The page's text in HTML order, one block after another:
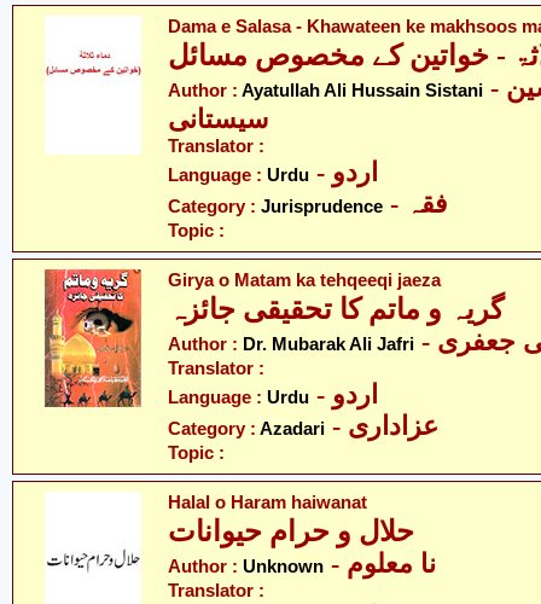
Dama e Salasa - Khawateen ke makhsoos
- خواتین کے مخصوص مسائل
Author : Ayatullah Ali Hussain Sistani - آیت اللہ علی حسین
سیستانی
Translator :
Language : Urdu - اردو
Category : Jurisprudence - فقہ
Topic :
Girya o Matam ka tehqeeqi jaeza
گریہ و ماتم کا تحقیقی جائزہ
Author : Dr. Mubarak Ali Jafri جعفری
Translator :
Language : Urdu - اردو
Category : Azadari - عزاداری
Topic :
Halal o Haram haiwanat
حلال و حرام حیوانات
Author : Unknown - نا معلوم
Translator :